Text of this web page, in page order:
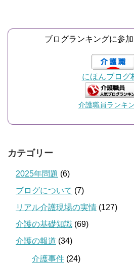
ブログランキングに参加
にほんブログ
介護職員ランキ
カテゴリー
2025年問題 (6)
ブログについて (7)
リアル介護現場の実情 (127)
介護の基礎知識 (69)
介護の報道 (34)
介護事件 (24)